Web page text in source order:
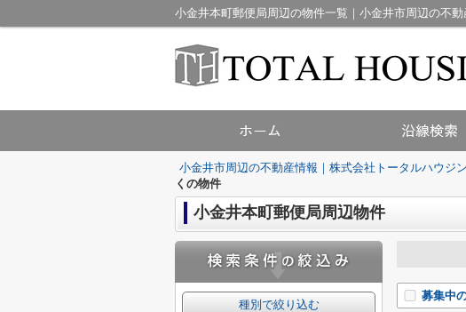
小金井本町郵便局周辺の物件一覧｜小金井市周辺の不
小金井市周辺の不動産情報｜株式会社トータルハウジ
くの物件
小金井本町郵便局周辺物件
募集中
種別で絞り込む